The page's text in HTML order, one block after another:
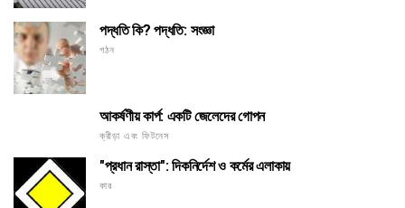
পদ্ধতি কি? পদ্ধতি: সংজ্ঞা
গঠন
আকর্ষণীয় কার্প: একটি জেলেদের গোপন
ক্রীড়া এবং ফিটনেস
"প্রধান রাস্তা": দিকনির্দেশ ও কর্মের এলাকায়
কার